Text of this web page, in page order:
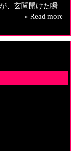
、玄関開けた瞬
できました。
得の料金です。
いサービスで
高身長痴女と
に見つめられ
» Read more